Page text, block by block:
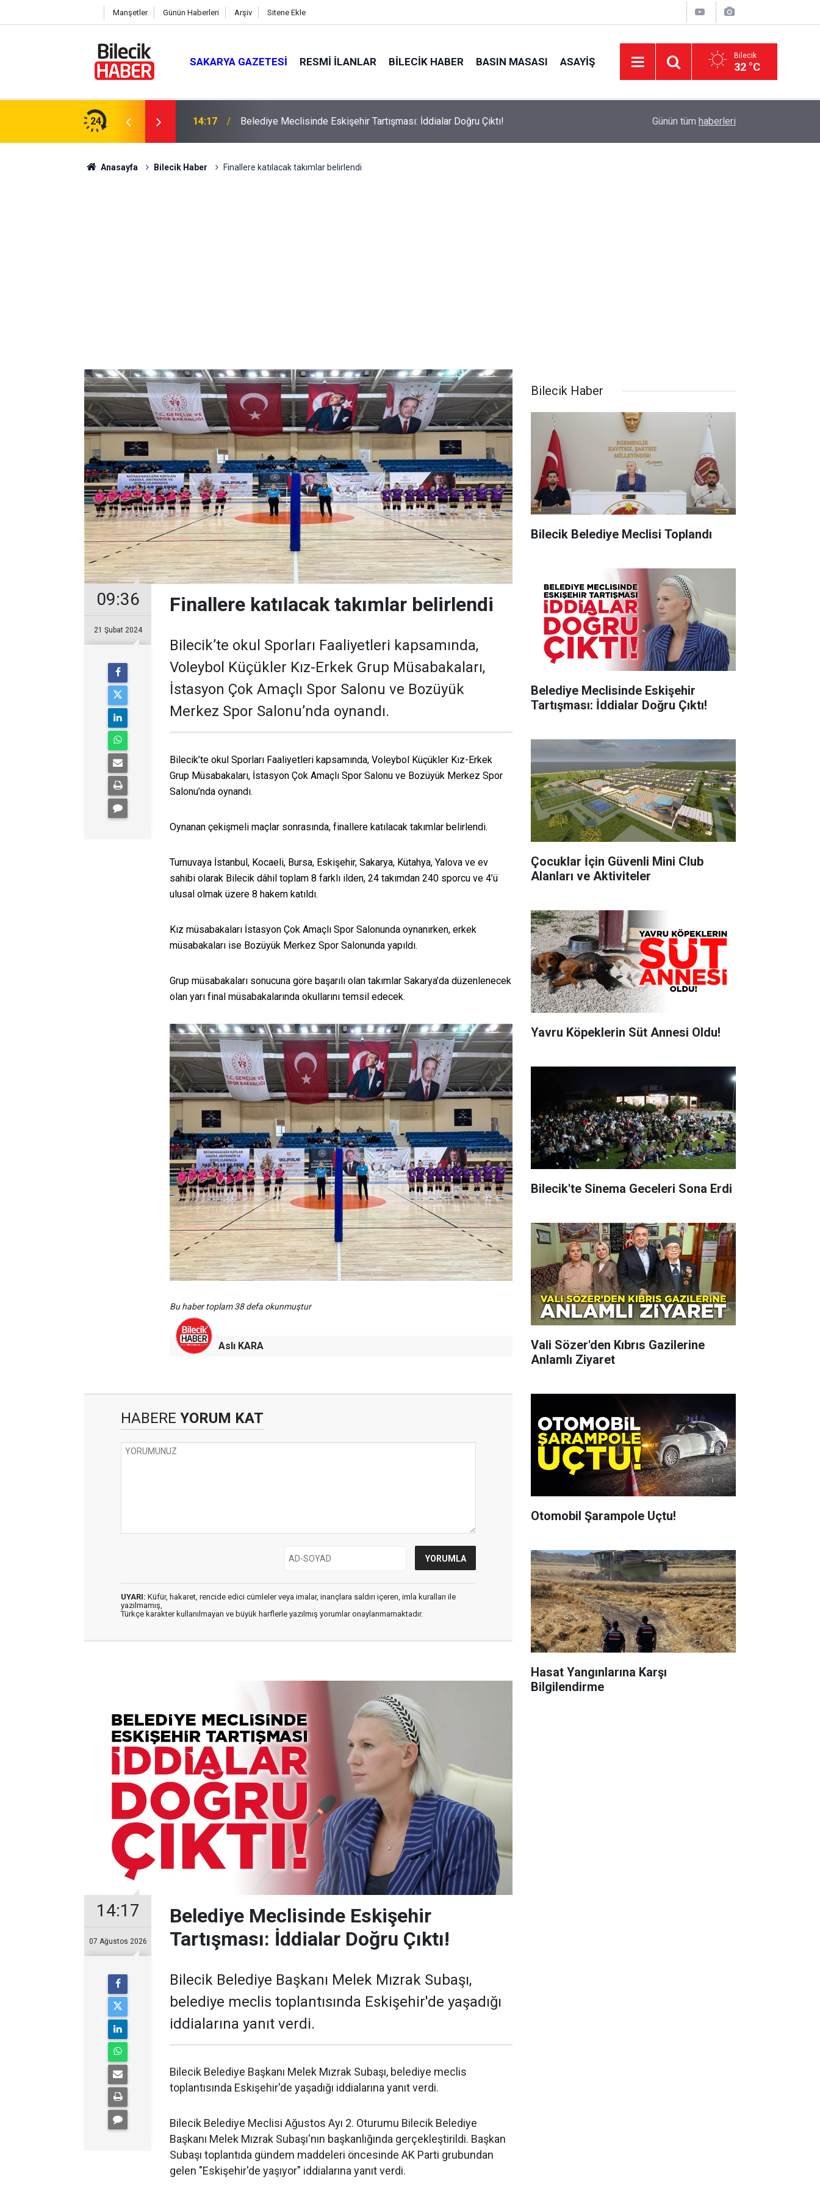
Manşetler Günün Haberleri Arşiv Sitene Ekle
SAKARYA GAZETESI RESMI İLANLAR BILECIK HABER BASIN MASASI ASAYIŞ Bilecik
32 °C
24 14:17 Belediye Meclisinde Eskişehir Tartışması: İddialar Doğru Çıktı! Çocuklar İçin Güvenli Mini Club Alanları ve
Günün tüm haberleri
Anasayfa Bilecik Haber Finallere katılacak takımlar belirlendi
09:36
21 Şubat 2024
Finallere katılacak takımlar belirlendi
Bilecik’te okul Sporları Faaliyetleri kapsamında,
Voleybol Küçükler Kız-Erkek Grup Müsabakaları,
İstasyon Çok Amaçlı Spor Salonu ve Bozüyük
Merkez Spor Salonu’nda oynandı.
Bilecik’te okul Sporları Faaliyetleri kapsamında, Voleybol Küçükler Kız-Erkek
Grup Müsabakaları, İstasyon Çok Amaçlı Spor Salonu ve Bozüyük Merkez Spor
Salonu’nda oynandı.
Oynanan çekişmeli maçlar sonrasında, finallere katılacak takımlar belirlendi.
Turnuvaya İstanbul, Kocaeli, Bursa, Eskişehir, Sakarya, Kütahya, Yalova ve ev
sahibi olarak Bilecik dâhil toplam 8 farklı ilden, 24 takımdan 240 sporcu ve 4’ü
ulusal olmak üzere 8 hakem katıldı.
Kız müsabakaları İstasyon Çok Amaçlı Spor Salonunda oynanırken, erkek
müsabakaları ise Bozüyük Merkez Spor Salonunda yapıldı.
Grup müsabakaları sonucuna göre başarılı olan takımlar Sakarya’da düzenlenecek
olan yarı final müsabakalarında okullarını temsil edecek.
Bu haber toplam 38 defa okunmuştur
Aslı KARA
HABERE YORUM KAT
UYARI: Küfür, hakaret, rencide edici cümleler veya imalar, inançlara saldırı içeren, imla kuralları ile
yazılmamış,
Türkçe karakter kullanılmayan ve büyük harflerle yazılmış yorumlar onaylanmamaktadır.
14:17
07 Ağustos 2026
Belediye Meclisinde Eskişehir
Tartışması: İddialar Doğru Çıktı!
Bilecik Belediye Başkanı Melek Mızrak Subaşı,
belediye meclis toplantısında Eskişehir'de yaşadığı
iddialarına yanıt verdi.
Bilecik Belediye Başkanı Melek Mızrak Subaşı, belediye meclis
toplantısında Eskişehir'de yaşadığı iddialarına yanıt verdi.
Bilecik Belediye Meclisi Ağustos Ayı 2. Oturumu Bilecik Belediye
Başkanı Melek Mızrak Subaşı'nın başkanlığında gerçekleştirildi. Başkan
Subaşı toplantıda gündem maddeleri öncesinde AK Parti grubundan
gelen "Eskişehir'de yaşıyor" iddialarına yanıt verdi.
Bilecik Haber
Bilecik Belediye Meclisi Toplandı
Belediye Meclisinde Eskişehir
Tartışması: İddialar Doğru Çıktı!
Çocuklar İçin Güvenli Mini Club
Alanları ve Aktiviteler
Yavru Köpeklerin Süt Annesi Oldu!
Bilecik'te Sinema Geceleri Sona Erdi
Vali Sözer'den Kıbrıs Gazilerine
Anlamlı Ziyaret
Otomobil Şarampole Uçtu!
Hasat Yangınlarına Karşı
Bilgilendirme